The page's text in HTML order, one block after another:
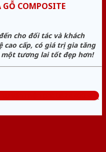
COMPOSITE
cho đối tác và khách
cao cấp, có giá trị gia tăng
tương lai tốt đẹp hơn!
tư vấn miễn phí: 0824.400.400